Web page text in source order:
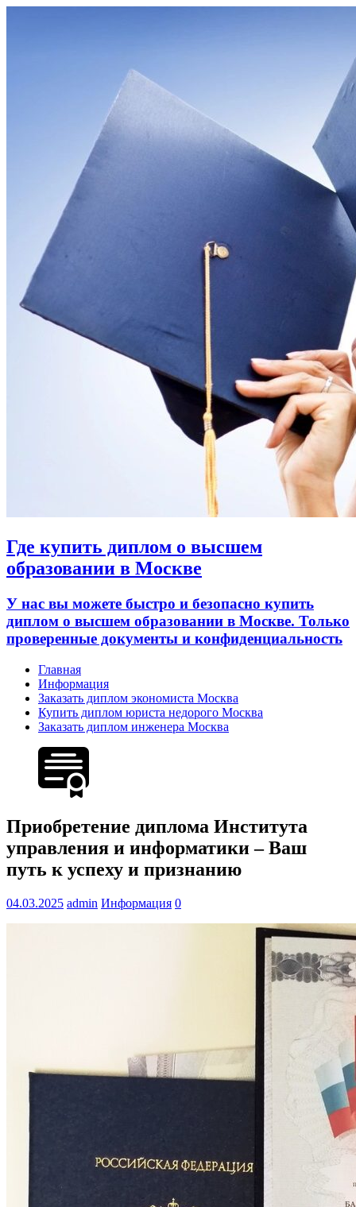
Где купить диплом о высшем
образовании в Москве
У нас вы можете быстро и безопасно купить
диплом о высшем образовании в Москве. Только
проверенные документы и конфиденциальность
Главная
Информация
Заказать диплом экономиста Москва
Купить диплом юриста недорого Москва
Заказать диплом инженера Москва
Приобретение диплома Института
управления и информатики – Ваш
путь к успеху и признанию
04.03.2025 admin Информация 0